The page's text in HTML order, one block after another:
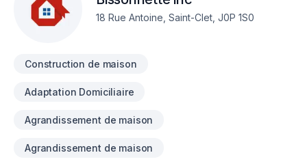
18 Rue Antoine, Saint-Clet, J0P 1S0
Construction de maison
Adaptation Domiciliaire
Agrandissement de maison
Agrandissement de maison